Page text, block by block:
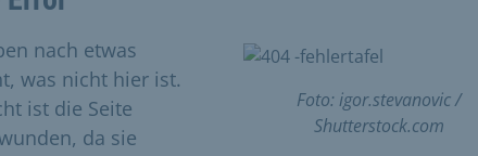
Foto: igor.stevanovic /
Shutterstock.com
nach etwas
was nicht hier ist.
ist die Seite
da sie